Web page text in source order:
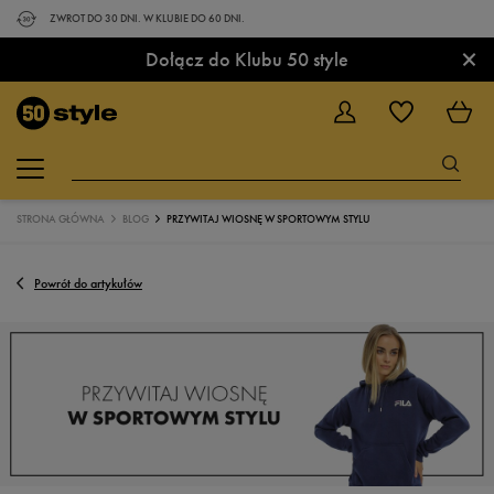
ZWROT DO 30 DNI. W KLUBIE DO 60 DNI.
Dołącz do Klubu 50 style ×
STRONA GŁÓWNA BLOG PRZYWITAJ WIOSNĘ W SPORTOWYM STYLU
Powrót do artykułów